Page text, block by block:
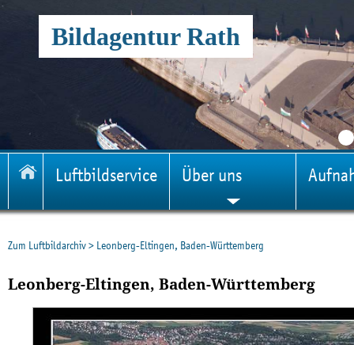
Bildagentur Rath
Luftbildservice Über uns
Zum Luftbildarchiv> Leonberg-Eltingen, Baden-Württemberg
Leonberg-Eltingen, Baden-Württemberg